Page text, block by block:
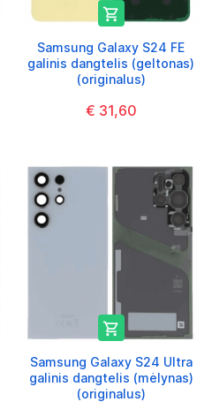

Samsung Galaxy S24 FE
galinis dangtelis (geltonas)
(originalus)
€ 31,60

Samsung Galaxy S24 Ultra
galinis dangtelis (mėlynas)
(originalus)